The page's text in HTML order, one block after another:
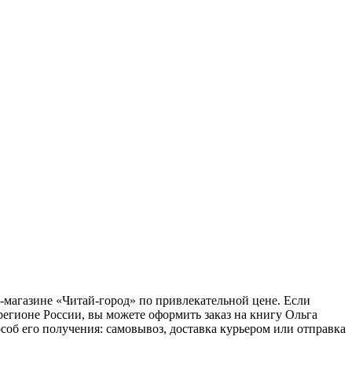
«Читай-город» по привлекательной цене. Если
России, вы можете оформить заказ на книгу Ольга
его получения: самовывоз, доставка курьером или отправка